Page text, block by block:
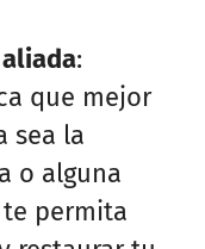
:
que mejor
sea la
o alguna
permita